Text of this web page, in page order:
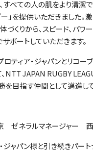
すべての人の肌をより清潔で
」を提供いただきました。
くりから、スピード、パワ
ポートしていただきます。
ティア・ジャパンとリコー
、NTT JAPAN RUGBY
を目指す仲間として邁進して
ゼネラルマネージャー
ジャパン様と引き続きパー